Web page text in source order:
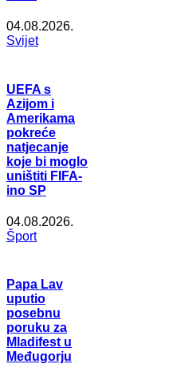
04.08.2026.
Svijet
UEFA s
Azijom i
Amerikama
pokreće
natjecanje
koje bi moglo
uništiti FIFA-
ino SP
04.08.2026.
Šport
Papa Lav
uputio
posebnu
poruku za
Mladifest u
Međugorju